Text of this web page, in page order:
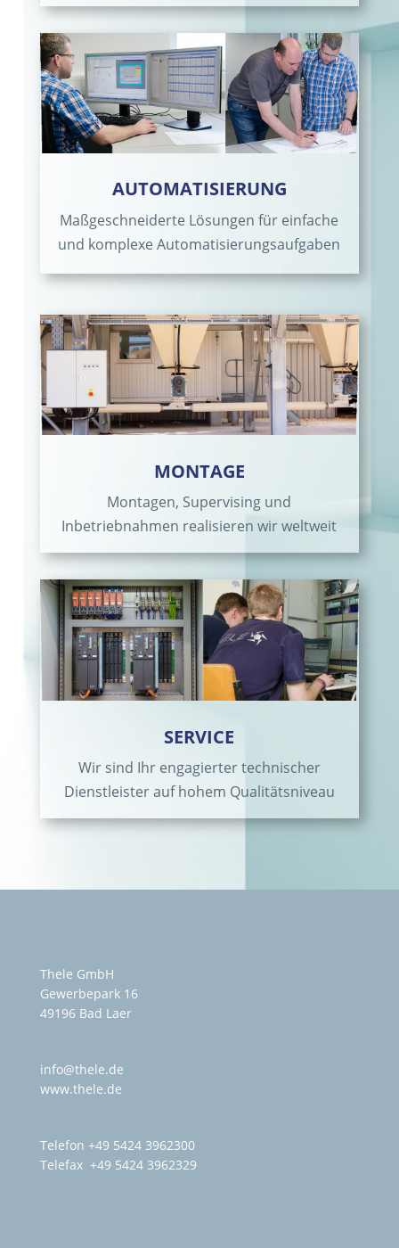
AUTOMATISIERUNG
Maßgeschneiderte Lösungen für einfache
und komplexe Automatisierungsaufgaben
MONTAGE
Montagen, Supervising und
Inbetriebnahmen realisieren wir weltweit
SERVICE
Wir sind Ihr engagierter technischer
Dienstleister auf hohem Qualitätsniveau
Thele GmbH
Gewerbepark 16
49196 Bad Laer
info@thele.de
www.thele.de
Telefon +49 5424 3962300
Telefax +49 5424 3962329